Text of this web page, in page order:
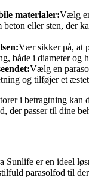
materialer:Vælg
beton eller sten, der
Vær sikker på, at
både i diameter og
Vælg en
og tilføjer et
i betragtning
der passer til dine
Sunlife er en ideel
parasolfod til